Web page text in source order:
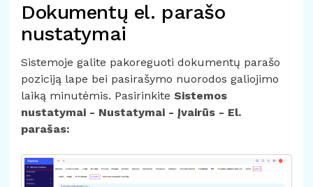
Dokumentų el. parašo
nustatymai
Sistemoje galite pakoreguoti dokumentų parašo
poziciją lape bei pasirašymo nuorodos galiojimo
laiką minutėmis. Pasirinkite Sistemos
nustatymai - Nustatymai - Įvairūs - El.
parašas: